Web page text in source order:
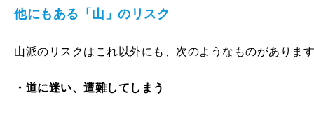
他にもある「山」のリスク
山派のリスクはこれ以外にも、次のようなものがありま
・道に迷い、遭難してしまう